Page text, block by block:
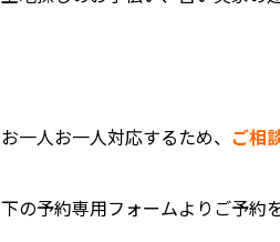
お一人お一人対応するため、 ご相
下の予約専用フォームよりご予約